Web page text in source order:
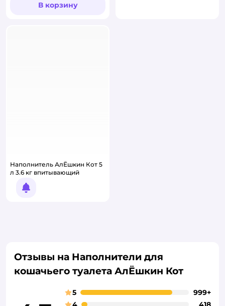
В корзину
Наполнитель АлЁшкин Кот 5
л 3.6 кг впитывающий
Уведомить о появлении
Отзывы на Наполнители для
кошачьего туалета АлЁшкин Кот
5
999+